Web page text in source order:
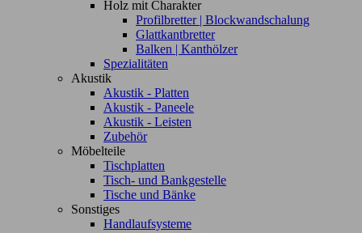
Holz mit Charakter
Profilbretter | Blockwandschalung
Glattkantbretter
Balken | Kanthölzer
Spezialitäten
Akustik
Akustik - Platten
Akustik - Paneele
Akustik - Leisten
Zubehör
Möbelteile
Tischplatten
Tisch- und Bankgestelle
Tische und Bänke
Sonstiges
Handlaufsysteme